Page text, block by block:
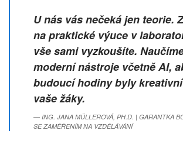
U nás vás nečeká jen teorie.
napraktické výuce v
vše sami vyzkoušíte.
moderní nástroje včetněAI,
budoucí hodiny byly
vaše žáky.
ING. JANA MÜLLEROVÁ, PH.D. | GARANTKA
SE ZAMĚŘENÍM NA VZDĚLÁVÁNÍ